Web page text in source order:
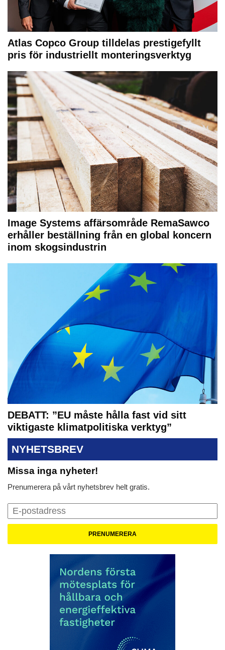
Atlas Copco Group tilldelas prestigefyllt
pris för industriellt monteringsverktyg
Image Systems affärsområde RemaSawco
erhåller beställning från en global koncern
inom skogsindustrin
DEBATT: ”EU måste hålla fast vid sitt
viktigaste klimatpolitiska verktyg”
NYHETSBREV
Missa inga nyheter!
Prenumerera på vårt nyhetsbrev helt gratis.